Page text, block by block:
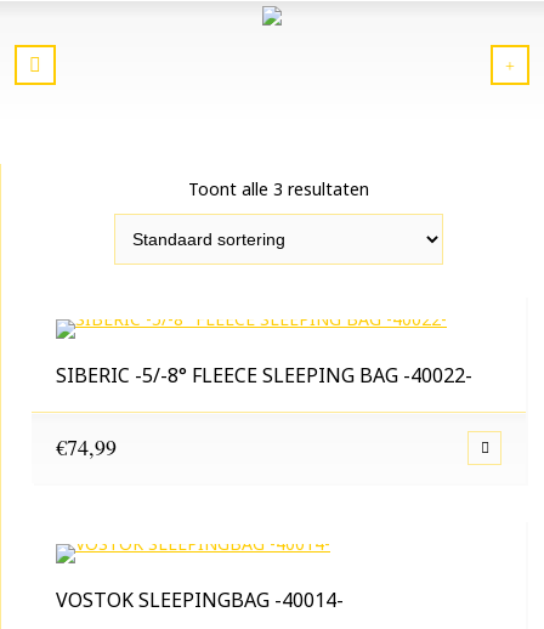
Toont alle 3 resultaten
SIBERIC -5/-8° FLEECE SLEEPING BAG -40022-
€74,99
VOSTOK SLEEPINGBAG -40014-